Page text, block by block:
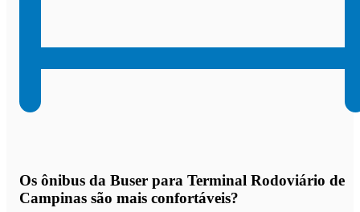
Os ônibus da Buser para Terminal Rodoviário de
Campinas são mais confortáveis?